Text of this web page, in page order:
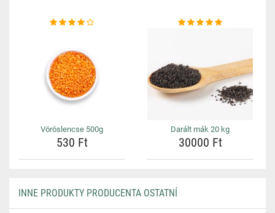
Vöröslencse 500g
530 Ft
Darált mák 20 kg
30000 Ft
INNE PRODUKTY PRODUCENTA OSTATNÍ